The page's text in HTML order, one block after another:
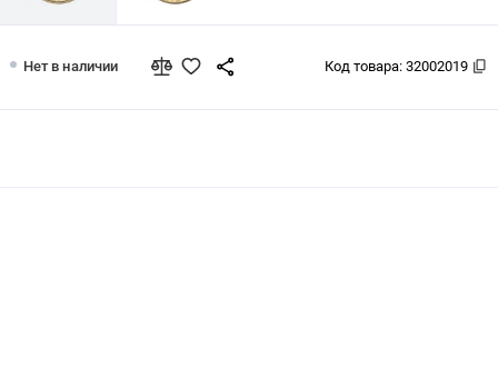
Нет в наличии Код товара: 32002019